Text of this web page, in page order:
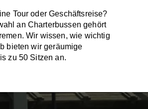
Tour oder Geschäftsreise?
an Charterbussen gehört
Wir wissen, wie wichtig
bieten wir geräumige
zu 50 Sitzen an.